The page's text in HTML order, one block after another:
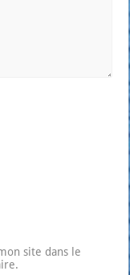
site dans le